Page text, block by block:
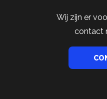
Wij zijn er
contact